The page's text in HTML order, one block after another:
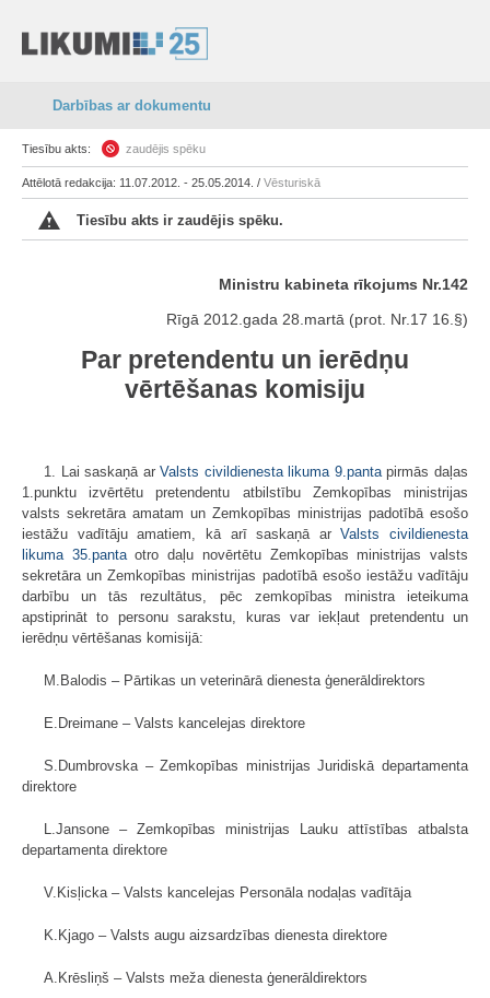
Darbības ar dokumentu
Tiesību akts: zaudējis spēku
Attēlotā redakcija: 11.07.2012. - 25.05.2014. / Vēsturiskā
Tiesību akts ir zaudējis spēku.
Ministru kabineta rīkojums Nr.142
Rīgā 2012.gada 28.martā (prot. Nr.17 16.§)
Par pretendentu un ierēdņu
vērtēšanas komisiju
1. Lai saskaņā arValsts civildienesta likuma 9.pantapirmās daļas
1.punktu izvērtētu pretendentu atbilstību Zemkopības ministrijas
valsts sekretāra amatam un Zemkopības ministrijas padotībā esošo
iestāžu vadītāju amatiem, kā arī saskaņā arValsts civildienesta
likuma 35.pantaotro daļu novērtētu Zemkopības ministrijas valsts
sekretāra un Zemkopības ministrijas padotībā esošo iestāžu vadītāju
darbību un tās rezultātus, pēc zemkopības ministra ieteikuma
apstiprināt to personu sarakstu, kuras var iekļaut pretendentu un
ierēdņu vērtēšanas komisijā:
M.Balodis – Pārtikas un veterinārā dienesta ģenerāldirektors
E.Dreimane – Valsts kancelejas direktore
S.Dumbrovska – Zemkopības ministrijas Juridiskā departamenta
direktore
L.Jansone – Zemkopības ministrijas Lauku attīstības atbalsta
departamenta direktore
V.Kisļicka – Valsts kancelejas Personāla nodaļas vadītāja
K.Kjago – Valsts augu aizsardzības dienesta direktore
A.Krēsliņš – Valsts meža dienesta ģenerāldirektors